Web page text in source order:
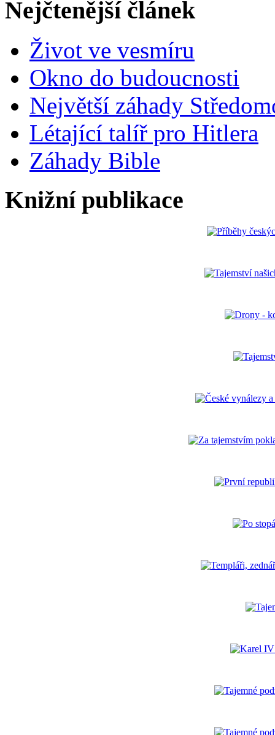
Nejčtenější článek
Život ve vesmíru
Okno do budoucnosti
Největší záhady
Létající talíř pro Hitlera
Záhady Bible
Knižní publikace